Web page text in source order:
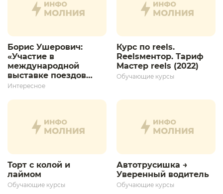
Борис Ушерович:
«Участие в
международной
выставке поездов
дает толчок для
развития»
Интересное
Курс по reels.
Reelsментор. Тариф
Мастер reels (2022)
Обучающие курсы
Торт с колой и
лаймом
Обучающие курсы
Автотрусишка →
Уверенный водитель​
Обучающие курсы